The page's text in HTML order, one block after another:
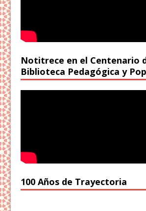
Notitrece en el Centenario
Biblioteca Pedagógica y
100 Años de Trayectoria